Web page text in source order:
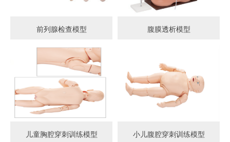
前列腺检查模型 腹膜透析模型
儿童胸腔穿刺训练模型 小儿腹腔穿刺训练模型